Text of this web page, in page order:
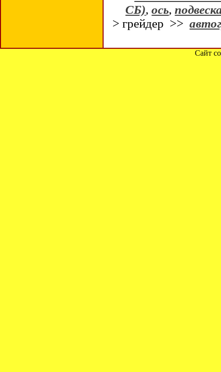
СБ),ось,
> грейдер >>
Сайт